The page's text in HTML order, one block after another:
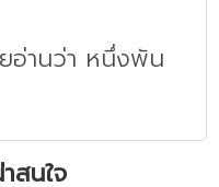
อ่านว่า หนึ่งพัน
สนใจ